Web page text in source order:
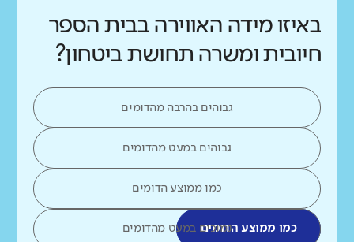
באיזו מידה האווירה בבית הספר
חיובית ומשרה תחושת ביטחון?
גבוהים בהרבה מהדומים
גבוהים במעט מהדומים
כמו ממוצע הדומים
כמו ממוצע הדומיםנמוכים במעט מהדומים